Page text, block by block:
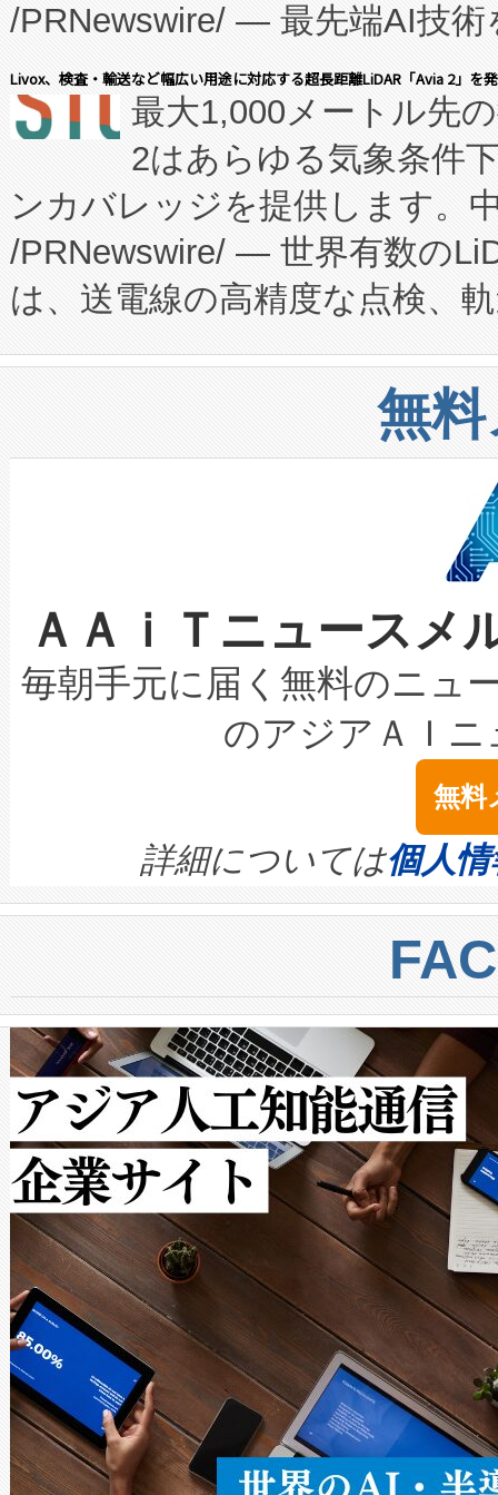
キー方式で拡張性が高く、持
す。FCCM‑を活用した現地生
患者にとっての費用負担を大
のアクセスを大幅に拡大する
Fully-Connected Continuous
プログラムには、施設設計・
に関する技術移転および知的
構造化トレーニングカリキュ
上げおよび商用化段階におけ
設備整備および立ち上げ調整
加組織は、Enzeneのバイオ
選定された製品について、自
取得できる可能性もあります
設には、3億～4億ドルかか
最高経営責任者（CEO）であ
す。「当社のfully-connected
ームを利用すれば、6,000万
きます。この効率性は、フェ
/PRNewswire/ — 最先端AI技術
会社エーアイ・アンド：本社
President原信平）と、エンタ
ードするVoltaiqは、日本にあ
ーエネルギー貯蔵システム（
た。 Voltaiq独自のAI搭載プラ
定、統合、導入、運用に至る
安全性を追跡し、確保する事
増加しているデータセンター
る電力網に大きな負担をかけ
事業者の負担軽減という課題
系統連系を迅速にし、ピーク
限を超えて利用可能な電力容
持できるよう貢献します。こ
ービスレベル契約（SLA）違
テリー性能の劣化によるダウ
念は、現在データセンターが
ます。 Voltaiq provides a
quality and reliability for AI
BESS stack to ensure battery
centers. Voltaiqは、ai&のAI
からシステム統合、試運転、
クルの各段階のデータを監視
[…]
Livox、検査・輸送など幅広い用途に対応する超長距離LiDAR「Avia 2」を
最大1,000メートル先
2はあらゆる気象条件
ンカバレッジを提供します。
/PRNewswire/ — 世界有数の
は、送電線の高精度な点検、
や穀物倉庫におけるバルク材
リューション「Avia 2」を発
したAvia 2は、1,000メート
狭視野のFOVを切り替えるこ
ケーブル、枝などの細かな対
なレーザースポットにより、
な環境下でも豊かなディテー
キロメートル範囲を検出
LiDAR for Inspections,
は1535 nmレーザーを搭載。
イズの小径化を実現すること
す。ノーマルモードでは、
ートル先まで検出でき、これ
トに対して約600メートルに
では、反射率10％のターゲッ
で向上し、最大検知距離は
ットだけで最大1キロメート
ルの変電所周囲を監視でき、
作業と点群処理を簡素化でき
Avia 2は、2種類のFOVオプシ
× 80°のノーマルモード、長
ードを切り替えて使用するこ
ることなく、単一のデバイス
うにします。遠距離まで届く
密度なスキャ […]
無
ＡＡｉＴニュース
毎朝手元に届く無料のニュ
のアジアＡＩ
無料
詳細については個人